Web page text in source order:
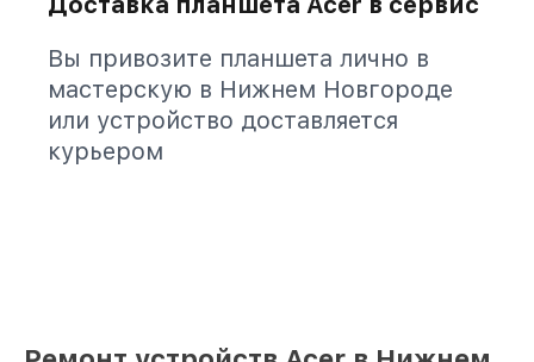
Вы привозите планшета лично в
мастерскую в Нижнем Новгороде
или устройство доставляется
курьером